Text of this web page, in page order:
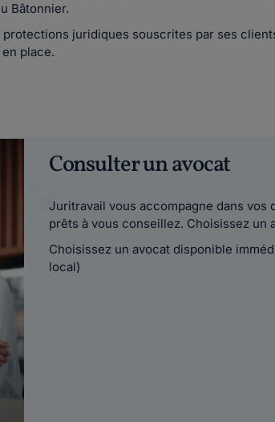
Bâtonnier.
juridiques souscrites par ses
place.
Consulter un avocat
Juritravail vous accompagne dans vos
prêts à vous conseillez. Choisissez un
Choisissez un avocat disponible
local)